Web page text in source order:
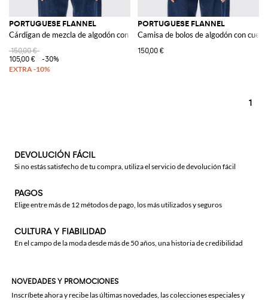
PORTUGUESE FLANNEL
Cárdigan de mezcla de algodón con cuello de solapa
150,00 €
105,00 €
-30%
PORTUGUESE FLANNEL
Camisa de bolos de algodón con
150,00 €
1
DEVOLUCIÓN FÁCIL
Si no estás satisfecho de tu compra, utiliza el servicio de devolución fácil
PAGOS
Elige entre más de 12 métodos de pago, los más utilizados y seguros
CULTURA Y FIABILIDAD
En el campo de la moda desde más de 50 años, una historia de credibilidad
NOVEDADES Y PROMOCIONES
Inscríbete ahora y recibe las últimas novedades, las colecciones especiales y